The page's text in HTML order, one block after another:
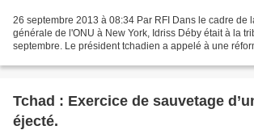
26 septembre 2013 à 08:34 Par RFI Dans le cadre de
générale de l'ONU à New York, Idriss Déby était à la
septembre. Le président tchadien a appelé à une
Tchad : Exercice de sauvetage
éjecté.